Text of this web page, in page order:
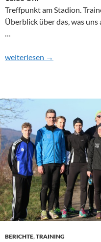
Treffpunkt am Stadion.
Überblick über das, was
Training pur – Ein
weiterlesen →
BERICHTE,TRAINING